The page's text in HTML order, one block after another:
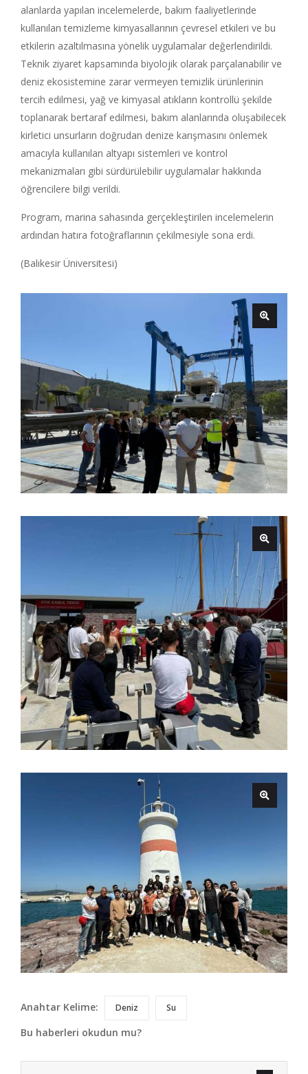
alanlarda yapılan incelemelerde, bakım faaliyetlerinde
kullanılan temizleme kimyasallarının çevresel etkileri ve bu
etkilerin azaltılmasına yönelik uygulamalar değerlendirildi.
Teknik ziyaret kapsamında biyolojik olarak parçalanabilir ve
deniz ekosistemine zarar vermeyen temizlik ürünlerinin
tercih edilmesi, yağ ve kimyasal atıkların kontrollü şekilde
toplanarak bertaraf edilmesi, bakım alanlarında oluşabilecek
kirletici unsurların doğrudan denize karışmasını önlemek
amacıyla kullanılan altyapı sistemleri ve kontrol
mekanizmaları gibi sürdürülebilir uygulamalar hakkında
öğrencilere bilgi verildi.
Program, marina sahasında gerçekleştirilen incelemelerin
ardından hatıra fotoğraflarının çekilmesiyle sona erdi.
(Balıkesir Üniversitesi)
Anahtar Kelime: Deniz Su
Bu haberleri okudun mu?